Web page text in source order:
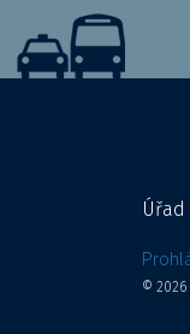
Úřad
©